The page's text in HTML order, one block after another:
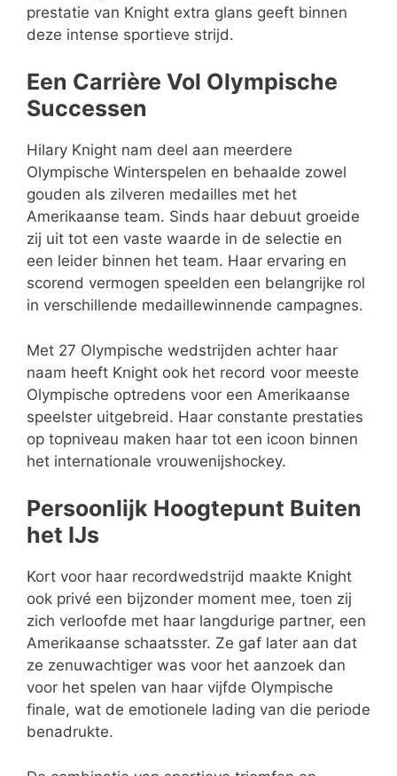
prestatie van Knight extra glans geeft binnen
deze intense sportieve strijd.
Een Carrière Vol Olympische
Successen
Hilary Knight nam deel aan meerdere
Olympische Winterspelen en behaalde zowel
gouden als zilveren medailles met het
Amerikaanse team. Sinds haar debuut groeide
zij uit tot een vaste waarde in de selectie en
een leider binnen het team. Haar ervaring en
scorend vermogen speelden een belangrijke rol
in verschillende medaillewinnende campagnes.
Met 27 Olympische wedstrijden achter haar
naam heeft Knight ook het record voor meeste
Olympische optredens voor een Amerikaanse
speelster uitgebreid. Haar constante prestaties
op topniveau maken haar tot een icoon binnen
het internationale vrouwenijshockey.
Persoonlijk Hoogtepunt Buiten
het IJs
Kort voor haar recordwedstrijd maakte Knight
ook privé een bijzonder moment mee, toen zij
zich verloofde met haar langdurige partner, een
Amerikaanse schaatsster. Ze gaf later aan dat
ze zenuwachtiger was voor het aanzoek dan
voor het spelen van haar vijfde Olympische
finale, wat de emotionele lading van die periode
benadrukte.